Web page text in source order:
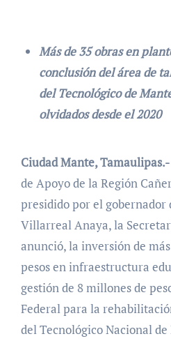
Más de 35 obras en
conclusión del área de
del Tecnológico de
olvidados desde el 2020
Ciudad Mante, Tamaulipas.-
de Apoyo de la Región
presidido por el gobernador
Villarreal Anaya, la
anunció, la inversión de
pesos en infraestructura
gestión de 8 millones de
Federal para la
del Tecnológico Nacional